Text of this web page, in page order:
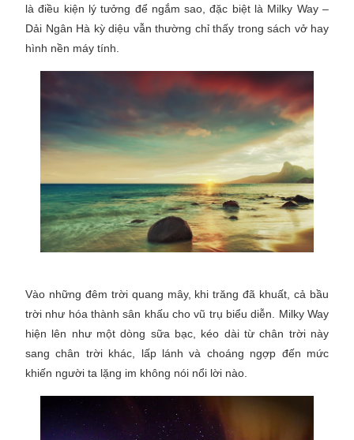
là điều kiện lý tưởng để ngắm sao, đặc biệt là Milky Way –
Dải Ngân Hà kỳ diệu vẫn thường chỉ thấy trong sách vở hay
hình nền máy tính.
Vào những đêm trời quang mây, khi trăng đã khuất, cả bầu
trời như hóa thành sân khấu cho vũ trụ biểu diễn. Milky Way
hiện lên như một dòng sữa bạc, kéo dài từ chân trời này
sang chân trời khác, lấp lánh và choáng ngợp đến mức
khiến người ta lặng im không nói nổi lời nào.